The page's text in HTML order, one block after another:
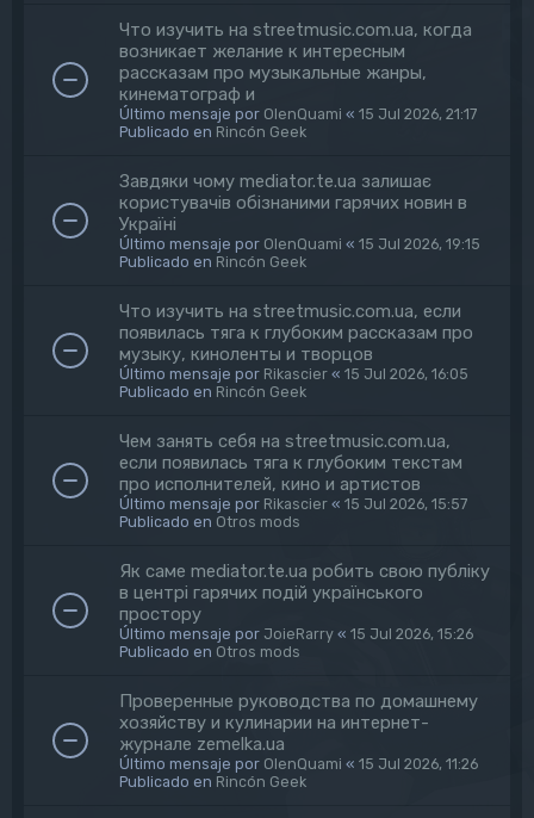
Что изучить на streetmusic.com.ua, когда
возникает желание к интересным
рассказам про музыкальные жанры,
кинематограф и
Último mensaje por OlenQuami « 15 Jul 2026, 21:17
Publicado en Rincón Geek
Завдяки чому mediator.te.ua залишає
користувачів обізнаними гарячих новин в
Україні
Último mensaje por OlenQuami « 15 Jul 2026, 19:15
Publicado en Rincón Geek
Что изучить на streetmusic.com.ua, если
появилась тяга к глубоким рассказам про
музыку, киноленты и творцов
Último mensaje por Rikascier « 15 Jul 2026, 16:05
Publicado en Rincón Geek
Чем занять себя на streetmusic.com.ua,
если появилась тяга к глубоким текстам
про исполнителей, кино и артистов
Último mensaje por Rikascier « 15 Jul 2026, 15:57
Publicado en Otros mods
Як саме mediator.te.ua робить свою публіку
в центрі гарячих подій українського
простору
Último mensaje por JoieRarry « 15 Jul 2026, 15:26
Publicado en Otros mods
Проверенные руководства по домашнему
хозяйству и кулинарии на интернет-
журнале zemelka.ua
Último mensaje por OlenQuami « 15 Jul 2026, 11:26
Publicado en Rincón Geek